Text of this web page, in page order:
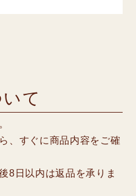
て
、すぐに商品内容をご確
8日以内は返品を承りま